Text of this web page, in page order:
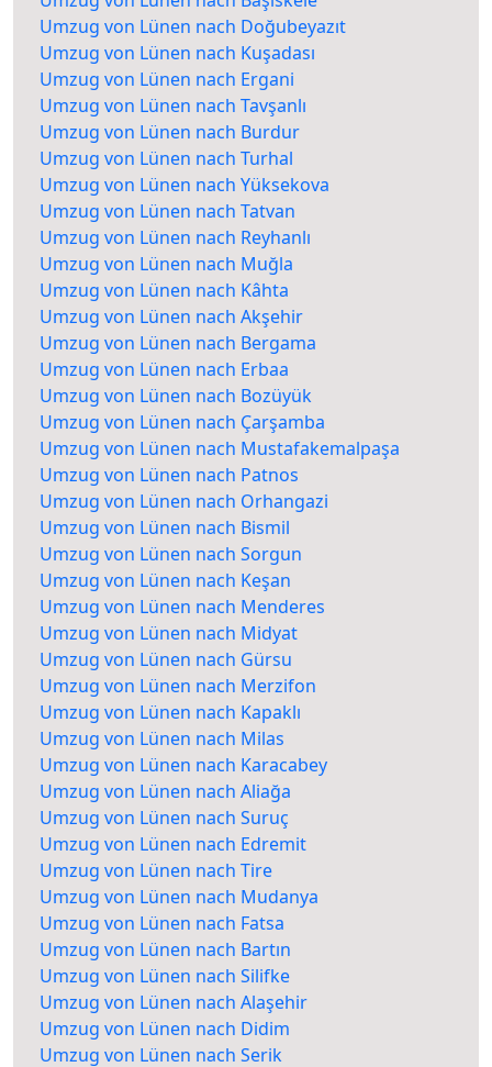
Umzug von Lünen nach Doğubeyazıt
Umzug von Lünen nach Kuşadası
Umzug von Lünen nach Ergani
Umzug von Lünen nach Tavşanlı
Umzug von Lünen nach Burdur
Umzug von Lünen nach Turhal
Umzug von Lünen nach Yüksekova
Umzug von Lünen nach Tatvan
Umzug von Lünen nach Reyhanlı
Umzug von Lünen nach Muğla
Umzug von Lünen nach Kâhta
Umzug von Lünen nach Akşehir
Umzug von Lünen nach Bergama
Umzug von Lünen nach Erbaa
Umzug von Lünen nach Bozüyük
Umzug von Lünen nach Çarşamba
Umzug von Lünen nach Mustafakemalpaşa
Umzug von Lünen nach Patnos
Umzug von Lünen nach Orhangazi
Umzug von Lünen nach Bismil
Umzug von Lünen nach Sorgun
Umzug von Lünen nach Keşan
Umzug von Lünen nach Menderes
Umzug von Lünen nach Midyat
Umzug von Lünen nach Gürsu
Umzug von Lünen nach Merzifon
Umzug von Lünen nach Kapaklı
Umzug von Lünen nach Milas
Umzug von Lünen nach Karacabey
Umzug von Lünen nach Aliağa
Umzug von Lünen nach Suruç
Umzug von Lünen nach Edremit
Umzug von Lünen nach Tire
Umzug von Lünen nach Mudanya
Umzug von Lünen nach Fatsa
Umzug von Lünen nach Bartın
Umzug von Lünen nach Silifke
Umzug von Lünen nach Alaşehir
Umzug von Lünen nach Didim
Umzug von Lünen nach Serik